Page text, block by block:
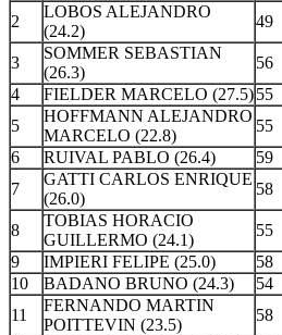
2
LOBOS ALEJANDRO
(24.2)
49
3
SOMMER SEBASTIAN
(26.3)
56
4
FIELDER MARCELO (27.5)55
5
HOFFMANN ALEJANDRO
MARCELO (22.8)
55
6
RUIVAL PABLO (26.4) 59
7
GATTI CARLOS ENRIQUE
(26.0)
58
8
TOBIAS HORACIO
GUILLERMO (24.1)
55
9
IMPIERI FELIPE (25.0) 58
10
BADANO BRUNO (24.3) 54
11
FERNANDO MARTIN
POITTEVIN (23.5)
58